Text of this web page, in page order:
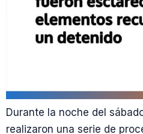
Durante la noche del
realizaron una serie de